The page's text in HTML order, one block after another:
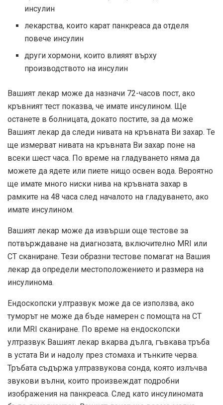
инсулин
лекарства, които карат панкреаса да отделя
повече инсулин
други хормони, които влияят върху
производството на инсулин
Вашият лекар може да назначи 72-часов пост, ако
кръвният тест показва, че имате инсулином. Ще
останете в болницата, докато постите, за да може
Вашият лекар да следи нивата на кръвната Ви захар. Те
ще измерват нивата на кръвната Ви захар поне на
всеки шест часа. По време на гладуването няма да
можете да ядете или пиете нищо освен вода. Вероятно
ще имате много ниски нива на кръвната захар в
рамките на 48 часа след началото на гладуването, ако
имате инсулином.
Вашият лекар може да извърши още тестове за
потвърждаване на диагнозата, включително MRI или
CT сканиране. Тези образни тестове помагат на Вашия
лекар да определи местоположението и размера на
инсулинома.
Ендоскопски ултразвук може да се използва, ако
туморът не може да бъде намерен с помощта на CT
или MRI сканиране. По време на ендоскопски
ултразвук Вашият лекар вкарва дълга, гъвкава тръба
в устата Ви и надолу през стомаха и тънките черва.
Тръбата съдържа ултразвукова сонда, която излъчва
звукови вълни, които произвеждат подробни
изображения на панкреаса. След като инсулиномата